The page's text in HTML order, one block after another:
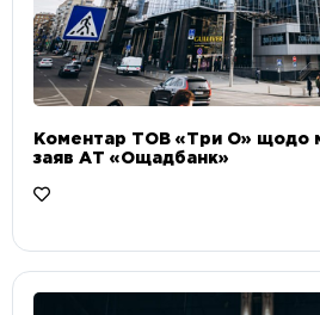
Коментар ТОВ «Три О» щодо
заяв АТ «Ощадбанк»